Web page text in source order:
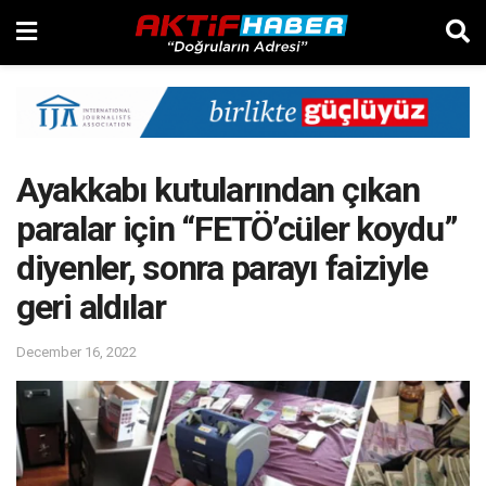
Ayakkabı kutularından çıkan
paralar için “FETÖ’cüler koydu”
diyenler, sonra parayı faiziyle
geri aldılar
December 16, 2022